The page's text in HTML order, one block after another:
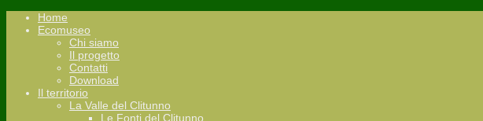
Home
Ecomuseo
Chi siamo
Il progetto
Contatti
Download
Il territorio
La Valle del Clitunno
Le Fonti del Clitunno